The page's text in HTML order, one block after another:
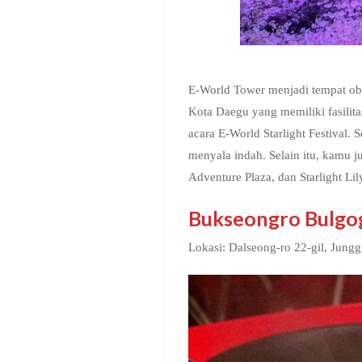
E-World Tower menjadi tempat
Kota Daegu yang memiliki
acara E-World Starlight Festival.
menyala indah. Selain itu, kamu
Adventure Plaza, dan Starlight
Bukseongro
Lokasi: Dalseong-ro 22-gil,